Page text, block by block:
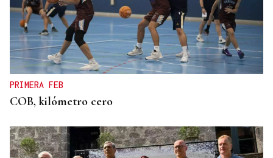
PRIMERA FEB
COB, kilómetro cero